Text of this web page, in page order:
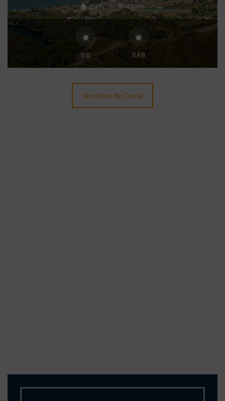
64% 13mh
VIE SÁB
Ver clima de Ceuta